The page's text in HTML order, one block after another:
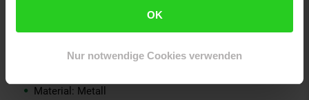
OK
Nur notwendige Cookies verwenden
Kollektion Serie: VENTURA
Menümesser, Kaffeelöffel
Material: Metall